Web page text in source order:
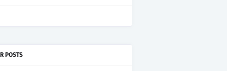
POSTS